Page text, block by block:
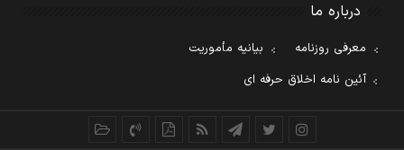
درباره ما
معرفی روزنامه
بیانیه مأموریت
آئین نامه اخلاق حرفه ای